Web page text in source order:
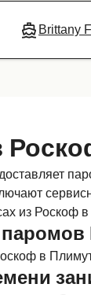
Brittany
из Роскоф
в